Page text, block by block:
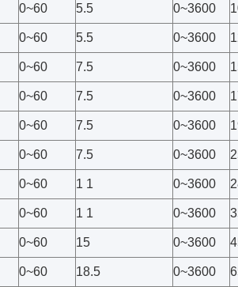
0~60 5.5 0~3600
0~60 5.5 0~3600
0~60 7.5 0~3600
0~60 7.5 0~3600
0~60 7.5 0~3600
0~60 7.5 0~3600
0~60 1 1 0~3600
0~60 1 1 0~3600
0~60 15 0~3600
0~60 18.5 0~3600